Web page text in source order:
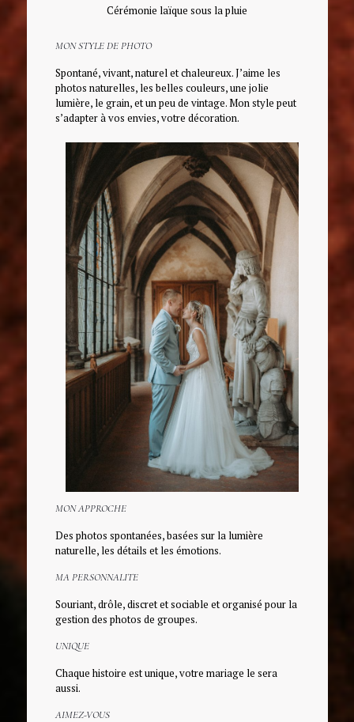
Cérémonie laïque sous la pluie
MON STYLE DE PHOTO
Spontané, vivant, naturel et chaleureux. J’aime les
photos naturelles, les belles couleurs, une jolie
lumière, le grain, et un peu de vintage. Mon style peut
s’adapter à vos envies, votre décoration.
MON APPROCHE
Des photos spontanées, basées sur la lumière
naturelle, les détails et les émotions.
MA PERSONNALITE
Souriant, drôle, discret et sociable et organisé pour la
gestion des photos de groupes.
UNIQUE
Chaque histoire est unique, votre mariage le sera
aussi.
AIMEZ-VOUS